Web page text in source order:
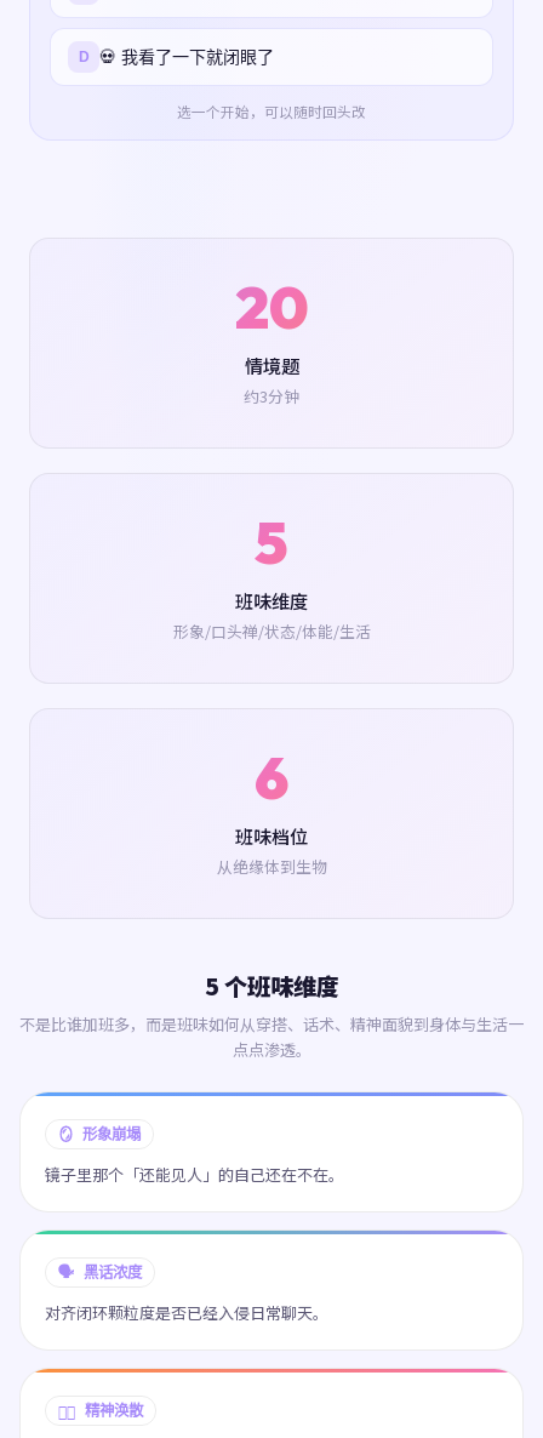
D 💀 我看了一下就闭眼了
选一个开始，可以随时回头改
20
情境题
约3分钟
5
班味维度
形象/口头禅/状态/体能/生活
6
班味档位
从绝缘体到生物
5 个班味维度
不是比谁加班多，而是班味如何从穿搭、话术、精神面貌到身体与生活一
点点渗透。
🪞 形象崩塌
镜子里那个「还能见人」的自己还在不在。
🗣️ 黑话浓度
对齐闭环颗粒度是否已经入侵日常聊天。
😶‍🌫️ 精神涣散